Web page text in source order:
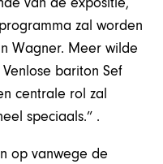
zal worden
Wagner. Meer wilde
bariton Sef
centrale rol zal
speciaals.” .
op vanwege de